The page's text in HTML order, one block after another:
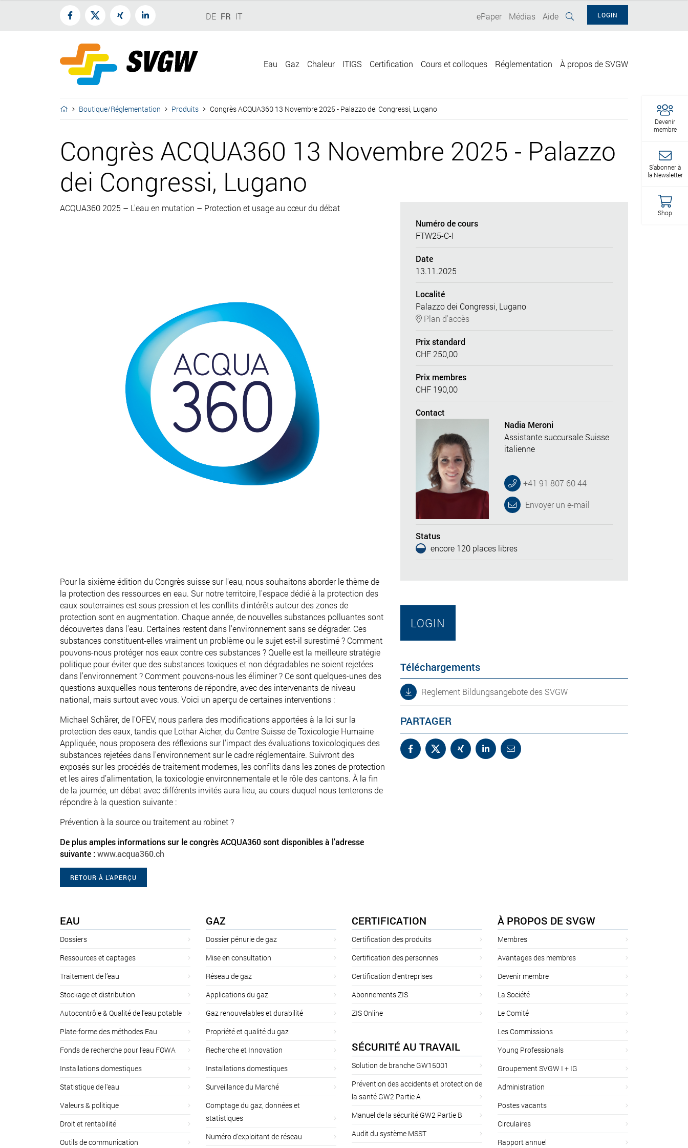
Devenir
membre
S'abonner à
la Newsletter
Shop
DE FR IT LOGIN
ePaper Médias Aide
Eau Gaz Chaleur ITIGS Certification Cours et colloques Réglementation À propos de SVGW
Boutique/Réglementation Produits Congrès ACQUA360 13 Novembre 2025 - Palazzo dei Congressi, Lugano
Congrès ACQUA360 13 Novembre 2025 - Palazzo
dei Congressi, Lugano
ACQUA360 2025 – L'eau en mutation – Protection et usage au cœur du débat
Pour la sixième édition du Congrès suisse sur l'eau, nous souhaitons aborder le thème de
la protection des ressources en eau. Sur notre territoire, l'espace dédié à la protection des
eaux souterraines est sous pression et les conflits d'intérêts autour des zones de
protection sont en augmentation. Chaque année, de nouvelles substances polluantes sont
découvertes dans l'eau. Certaines restent dans l'environnement sans se dégrader. Ces
substances constituent-elles vraiment un problème ou le sujet est-il surestimé ? Comment
pouvons-nous protéger nos eaux contre ces substances ? Quelle est la meilleure stratégie
politique pour éviter que des substances toxiques et non dégradables ne soient rejetées
dans l'environnement ? Comment pouvons-nous les éliminer ? Ce sont quelques-unes des
questions auxquelles nous tenterons de répondre, avec des intervenants de niveau
national, mais surtout avec vous. Voici un aperçu de certaines interventions :
Michael Schärer, de l'OFEV, nous parlera des modifications apportées à la loi sur la
protection des eaux, tandis que Lothar Aicher, du Centre Suisse de Toxicologie Humaine
Appliquée, nous proposera des réflexions sur l'impact des évaluations toxicologiques des
substances rejetées dans l'environnement sur le cadre réglementaire. Suivront des
exposés sur les procédés de traitement modernes, les conflits dans les zones de protection
et les aires d’alimentation, la toxicologie environnementale et le rôle des cantons. À la fin
de la journée, un débat avec différents invités aura lieu, au cours duquel nous tenterons de
répondre à la question suivante :
Prévention à la source ou traitement au robinet ?
De plus amples informations sur le congrès ACQUA360 sont disponibles à l'adresse
suivante :www.acqua360.ch
RETOUR À L’APERÇU
Numéro de cours
FTW25-C-I
Date
13.11.2025
Localité
Palazzo dei Congressi, Lugano
Plan d'accès
Prix standard
CHF 250,00
Prix membres
CHF 190,00
Contact
Nadia Meroni
Assistante succursale Suisse
italienne
+41 91 807 60 44
Envoyer un e-mail
Status
encore 120 places libres
LOGIN
Téléchargements
Reglement Bildungsangebote des SVGW
PARTAGER
EAU
Dossiers
Ressources et captages
Traitement de l’eau
Stockage et distribution
Autocontrôle & Qualité de l'eau potable
Plate-forme des méthodes Eau
Fonds de recherche pour l’eau FOWA
Installations domestiques
Statistique de l'eau
Valeurs & politique
Droit et rentabilité
Outils de communication
GAZ
Dossier pénurie de gaz
Mise en consultation
Réseau de gaz
Applications du gaz
Gaz renouvelables et durabilité
Propriété et qualité du gaz
Recherche et Innovation
Installations domestiques
Surveillance du Marché
Comptage du gaz, données et
statistiques
Numéro d'exploitant de réseau
CERTIFICATION
Certification des produits
Certification des personnes
Certification d’entreprises
Abonnements ZIS
ZIS Online
SÉCURITÉ AU TRAVAIL
Solution de branche GW15001
Prévention des accidents et protection de
la santé GW2 Partie A
Manuel de la sécurité GW2 Partie B
Audit du système MSST
À PROPOS DE SVGW
Membres
Avantages des membres
Devenir membre
La Société
Le Comité
Les Commissions
Young Professionals
Groupement SVGW I + IG
Administration
Postes vacants
Circulaires
Rapport annuel